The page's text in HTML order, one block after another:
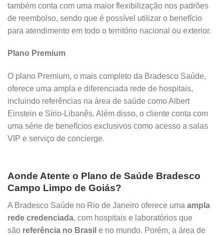
também conta com uma maior flexibilização nos padrões
de reembolso, sendo que é possível utilizar o benefício
para atendimento em todo o território nacional ou exterior.
Plano Premium
O plano Premium, o mais completo da Bradesco Saúde,
oferece uma ampla e diferenciada rede de hospitais,
incluindo referências na área de saúde como Albert
Einstein e Sírio-Libanês. Além disso, o cliente conta com
uma série de benefícios exclusivos como acesso a salas
VIP e serviço de concierge.
Aonde Atente o Plano de Saúde Bradesco
Campo Limpo de Goiás?
A Bradesco Saúde no Rio de Janeiro oferece uma ampla
rede credenciada, com hospitais e laboratórios que
são referência no Brasil e no mundo. Porém, a área de